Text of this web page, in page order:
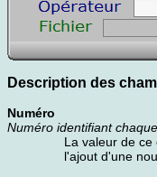
Description des
Numéro
Numéro identifiant
La valeur de
l'ajout d'une